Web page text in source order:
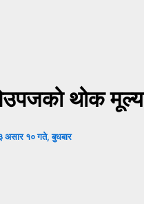
थोक मूल्य
असार १० गते, बुधबार